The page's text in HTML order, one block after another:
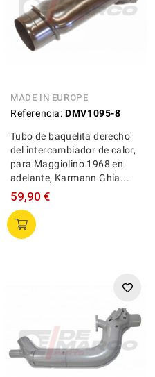
MADE IN EUROPE
Referencia: DMV1095-8
Tubo de baquelita derecho
del intercambiador de calor,
para Maggiolino 1968 en
adelante, Karmann Ghia...
59,90 €